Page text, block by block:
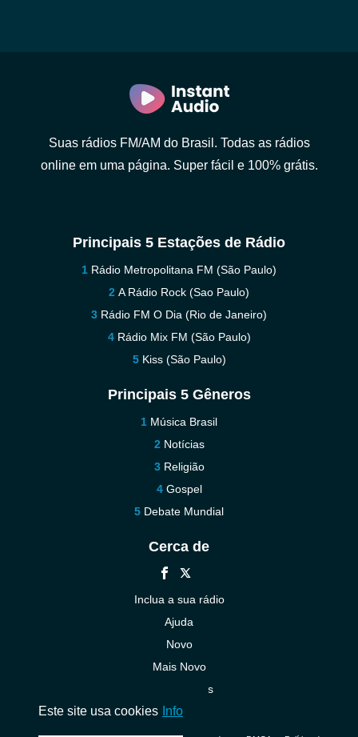
Suas rádios FM/AM do Brasil. Todas as rádios
online em uma página. Super fácil e 100% grátis.
Principais 5 Estações de Rádio
Rádio Metropolitana FM (São Paulo)
A Rádio Rock (Sao Paulo)
Rádio FM O Dia (Rio de Janeiro)
Rádio Mix FM (São Paulo)
Kiss (São Paulo)
Principais 5 Gêneros
Música Brasil
Notícias
Religião
Gospel
Debate Mundial
Cerca de
Inclua a sua rádio
Ajuda
Novo
Mais Novo
Contacte-nos
Este site usa cookies Info